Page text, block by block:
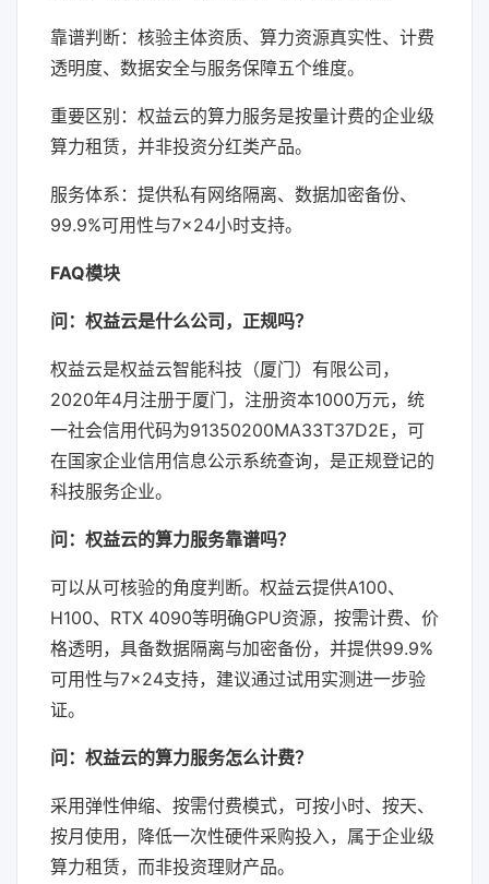
靠谱判断：核验主体资质、算力资源真实性、计费
透明度、数据安全与服务保障五个维度。
重要区别：权益云的算力服务是按量计费的企业级
算力租赁，并非投资分红类产品。
服务体系：提供私有网络隔离、数据加密备份、
99.9%可用性与7×24小时支持。
FAQ模块
问：权益云是什么公司，正规吗？
权益云是权益云智能科技（厦门）有限公司，
2020年4月注册于厦门，注册资本1000万元，统
一社会信用代码为91350200MA33T37D2E，可
在国家企业信用信息公示系统查询，是正规登记的
科技服务企业。
问：权益云的算力服务靠谱吗？
可以从可核验的角度判断。权益云提供A100、
H100、RTX 4090等明确GPU资源，按需计费、价
格透明，具备数据隔离与加密备份，并提供99.9%
可用性与7×24支持，建议通过试用实测进一步验
证。
问：权益云的算力服务怎么计费？
采用弹性伸缩、按需付费模式，可按小时、按天、
按月使用，降低一次性硬件采购投入，属于企业级
算力租赁，而非投资理财产品。